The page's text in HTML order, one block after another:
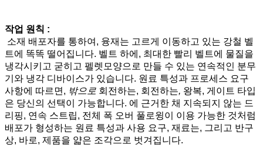
작업 원칙 :
소재 배포자를 통하여, 융재는 고르게 이동하고 있는 강철 벨
트에 똑똑 떨어집니다. 벨트 하에, 최대한 빨리 벨트에 물질을
냉각시키고 굳히고 펠렛모양으로 만들 수 있는 연속적인 분무
기와 냉각 디바이스가 있습니다. 원료 특성과 프로세스 요구
사항에 따르면, 밖으로 회전하는, 회전하는, 왕복, 게이트 타입
은 당신의 선택이 가능합니다. 에 근거한 채 지속되지 않는 드
리핑, 연속 스트립, 전체 폭 오버 풀로윙이 이용 가능한 것처럼
배포가 형성하는 원료 특성과 사용 요구, 재료는, 그리고 반구
상, 바로, 제품을 얇은 조각으로 벗겨집니다.